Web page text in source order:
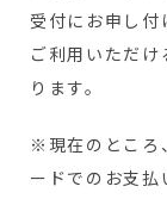
受付にお申し付
ご利用いただ
ります。
※現在のところ
ードでのお支払